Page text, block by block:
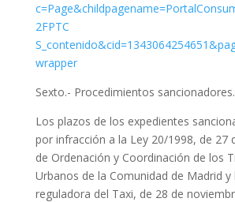
2FPTC
wrapper
Sexto.- Procedimientos sancionadores.
Los plazos de los expedientes
por infracción a la Ley 20/1998, de 27
de Ordenación y Coordinación de los
Urbanos de la Comunidad de Madrid y
reguladora del Taxi, de 28 de